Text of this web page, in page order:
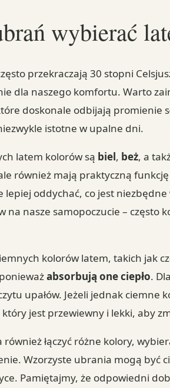
wybierać
przekraczają 30 stopni
dla naszego komfortu. Warto
doskonale odbijają promienie
istotne w upalne dni.
latem kolorów są biel, beż, a
również mają praktyczną
lepiej oddychać, co jest
na nasze samopoczucie – często
kolorów latem, takich jak
absorbują one ciepło.
upałów. Jeżeli jednak
jest przewiewny i lekki, aby
łączyć różne kolory,
Wzorzyste ubrania mogą być
Pamiętajmy, że odpowiedni